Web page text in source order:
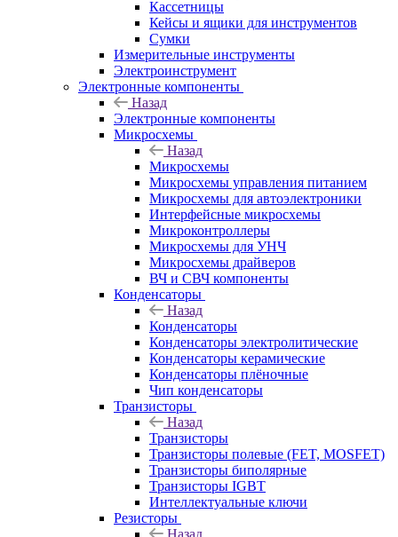
Кассетницы
Кейсы и ящики для инструментов
Сумки
Измерительные инструменты
Электроинструмент
Электронные компоненты
Назад
Электронные компоненты
Микросхемы
Назад
Микросхемы
Микросхемы управления питанием
Микросхемы для автоэлектроники
Интерфейсные микросхемы
Микроконтроллеры
Микросхемы для УНЧ
Микросхемы драйверов
ВЧ и СВЧ компоненты
Конденсаторы
Назад
Конденсаторы
Конденсаторы электролитические
Конденсаторы керамические
Конденсаторы плёночные
Чип конденсаторы
Транзисторы
Назад
Транзисторы
Транзисторы полевые (FET, MOSFET)
Транзисторы биполярные
Транзисторы IGBT
Интеллектуальные ключи
Резисторы
Назад